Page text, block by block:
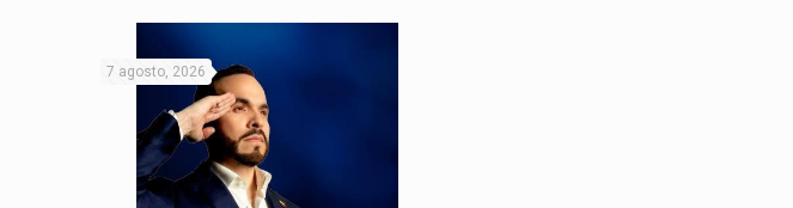
7 agosto, 2026